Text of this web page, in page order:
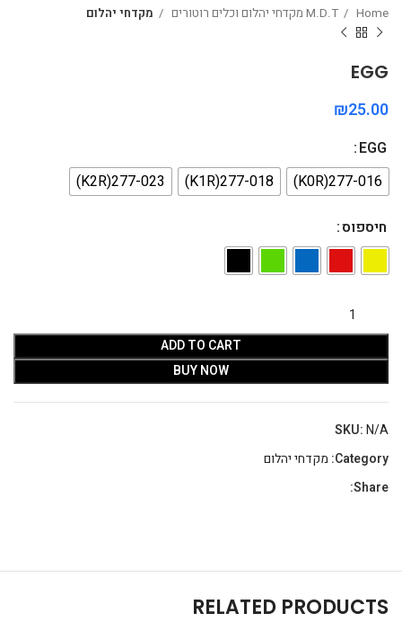
Home M.D.T מקדחי יהלום וכלים רוטורים מקדחי יהלום
EGG
₪
EGG
277-016(K0R)
277-018(K1R)
277-023(K2R)
חיספוס
ADD TO CART
BUY NOW
SKU:N/A
Category: מקדחי יהלום
Share:
RELATED PRODUCTS